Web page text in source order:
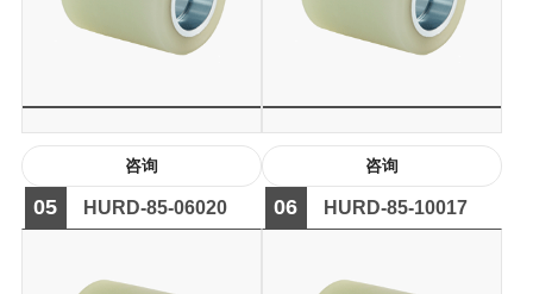
咨询 咨询
05 HURD-85-06020 06 HURD-85-10017